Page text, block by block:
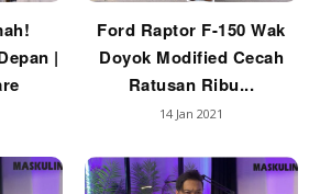
|
Ford Raptor F-150 Wak
Doyok Modified Cecah
Ratusan Ribu...
14 Jan 2021